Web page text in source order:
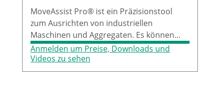
MoveAssist Pro® ist ein Präzisionstool
zum Ausrichten von industriellen
Maschinen und Aggregaten. Es können
viele praktische Anwendungsfälle
abgedeckt werden. MoveAssist Pro®
verwendet die Maschinen-
Anmelden um Preise, Downloads und
Videos zu sehen